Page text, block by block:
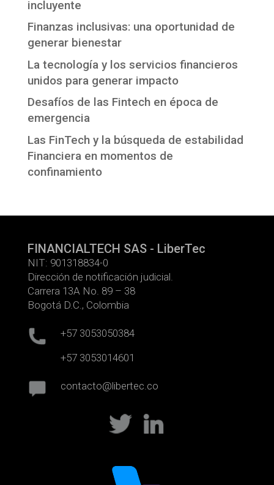
incluyente
Finanzas inclusivas: una oportunidad de
generar bienestar
La tecnología y los servicios financieros
unidos para generar impacto
Desafíos de las Fintech en época de
emergencia
Las FinTech y la búsqueda de estabilidad
Financiera en momentos de
confinamiento
FINANCIALTECH SAS - LiberTec
NIT: 901318834-0
Dirección de notificación judicial.
Carrera 13A No. 89 – 38
Bogotá D.C., Colombia
+57 3053050384
+57 3053014601
contacto@libertec.co